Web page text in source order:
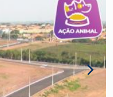
e serviços
Com
asfáltica,
9m de largura e
de 11.000m² de
de vida.